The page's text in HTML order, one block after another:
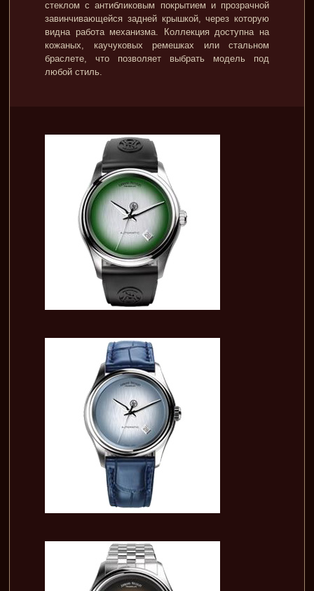
стеклом с антибликовым покрытием и прозрачной
завинчивающейся задней крышкой, через которую
видна работа механизма. Коллекция доступна на
кожаных, каучуковых ремешках или стальном
браслете, что позволяет выбрать модель под
любой стиль.